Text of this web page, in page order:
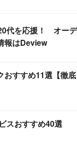
代を応援！ オーデ
報はDeview
おすすめ11選【徹底
スおすすめ40選